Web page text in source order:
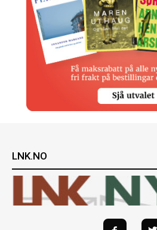
LNK.NO